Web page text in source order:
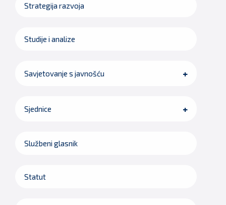
Strategija razvoja
Studije i analize
Savjetovanje s javnošću
Sjednice
Službeni glasnik
Statut